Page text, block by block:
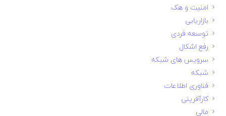
امنیت و هک
بازاریابی
توسعه فردی
رفع اشکال
سرویس های شبکه
شبکه
فناوری اطلاعات
کارآفرینی
مالی